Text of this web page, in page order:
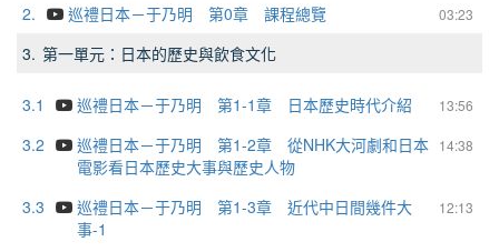
2.
03:23
巡禮日本－于乃明 第0章 課程總覽
3. 第一單元：日本的歷史與飲食文化
3.1 13:56
巡禮日本－于乃明 第1-1章 日本歷史時代介紹
3.2
14:38
巡禮日本－于乃明 第1-2章 從NHK大河劇和日本
電影看日本歷史大事與歷史人物
3.3
12:13
巡禮日本－于乃明 第1-3章 近代中日間幾件大
事-1